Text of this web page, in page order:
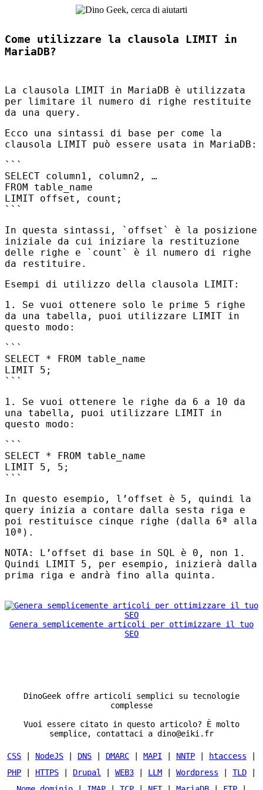
Come utilizzare la clausola LIMIT in
MariaDB?
La clausola LIMIT in MariaDB è utilizzata
per limitare il numero di righe restituite
da una query.
Ecco una sintassi di base per come la
clausola LIMIT può essere usata in MariaDB:
```
SELECT column1, column2, …
FROM table_name
LIMIT offset, count;
```
In questa sintassi, `offset` è la posizione
iniziale da cui iniziare la restituzione
delle righe e `count` è il numero di righe
da restituire.
Esempi di utilizzo della clausola LIMIT:
1. Se vuoi ottenere solo le prime 5 righe
da una tabella, puoi utilizzare LIMIT in
questo modo:
```
SELECT * FROM table_name
LIMIT 5;
```
1. Se vuoi ottenere le righe da 6 a 10 da
una tabella, puoi utilizzare LIMIT in
questo modo:
```
SELECT * FROM table_name
LIMIT 5, 5;
```
In questo esempio, l’offset è 5, quindi la
query inizia a contare dalla sesta riga e
poi restituisce cinque righe (dalla 6ª alla
10ª).
NOTA: L’offset di base in SQL è 0, non 1.
Quindi LIMIT 5, per esempio, inizierà dalla
prima riga e andrà fino alla quinta.
Genera semplicemente articoli per ottimizzare il tuo
SEO
DinoGeek offre articoli semplici su tecnologie
complesse
Vuoi essere citato in questo articolo? È molto
semplice, contattaci a dino@eiki.fr
CSS NodeJS DNS DMARC MAPI NNTP htaccess
PHP
HTTPS Drupal WEB3 LLM Wordpress TLD